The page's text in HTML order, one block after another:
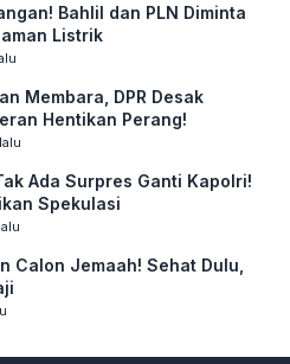
Bahlil dan PLN Diminta
Listrik
Membara, DPR Desak
Hentikan Perang!
Ada Surpres Ganti Kapolri!
Spekulasi
Calon Jemaah! Sehat Dulu,